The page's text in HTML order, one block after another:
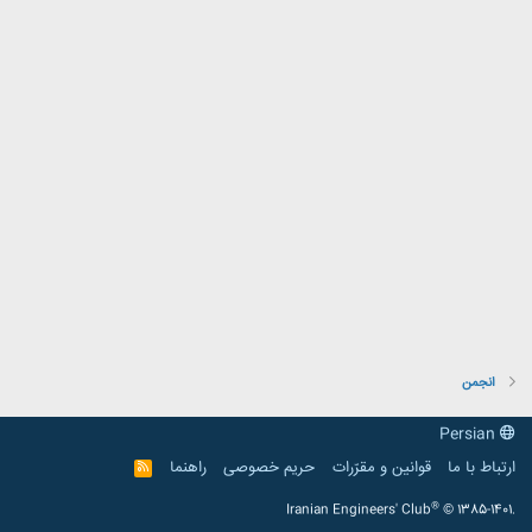
انجمن
ارتباط با ما
قوانین و مقرّرات حریم خصوصی راهنما
R
S
Iranian Engineers' Club® © 1385-1401.